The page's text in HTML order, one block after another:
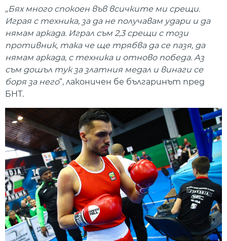
„Бях много спокоен във всичките ми срещи.
Играя с техника, за да не получавам удари и да
нямам аркада. Играл съм 2,3 срещи с този
противник, така че ще трябва да се пазя, да
нямам аркада, с техника и отново победа. Аз
съм дошъл тук за златния медал и винаги се
боря за него“, лаконичен бе българинът пред
БНТ.